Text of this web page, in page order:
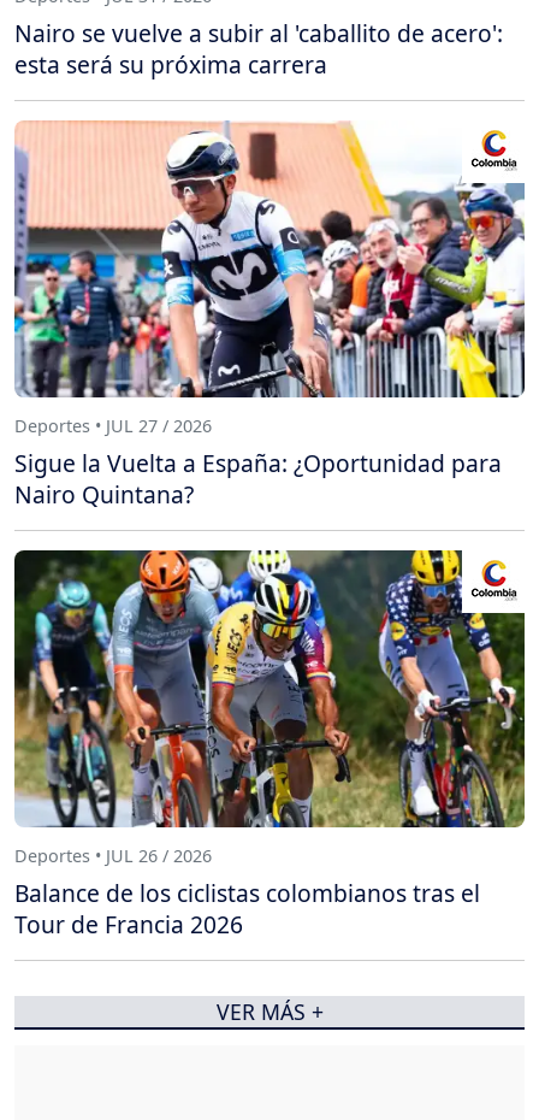
Nairo se vuelve a subir al 'caballito de acero':
esta será su próxima carrera
Deportes • JUL 27 / 2026
Sigue la Vuelta a España: ¿Oportunidad para
Nairo Quintana?
Deportes • JUL 26 / 2026
Balance de los ciclistas colombianos tras el
Tour de Francia 2026
VER MÁS +